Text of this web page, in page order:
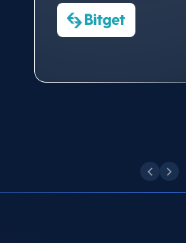
10.3K+ 1.2K+
X (formerly Twitter) -
1.2K+
数据科学专家
Charmagne Cruz
—— Shopee Philippines
Convert Group 的 CTO